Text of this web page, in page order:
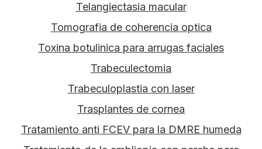
Telangiectasia macular
Tomografia de coherencia optica
Toxina botulinica para arrugas faciales
Trabeculectomia
Trabeculoplastia con laser
Trasplantes de cornea
Tratamiento anti FCEV para la DMRE humeda